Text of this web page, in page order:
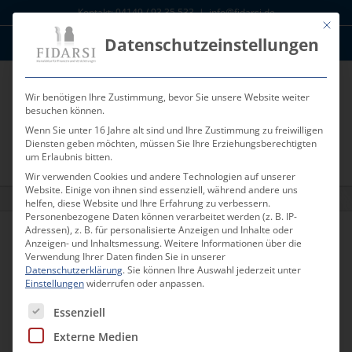
Inhalt
Kontakt: 04149 / 93 35 533 | info@fidarsi.de
News Kunden Log-In
FIDARSI Depot Empfehlung April 2021
Zurück Vor
FIDARSI Depot Empfehlung April 2021
FIDARSI empfiehlt aktuell folgende Geldanlage.
Mit
Datenschutzeinstellungen
Wir benötigen Ihre Zustimmung, bevor Sie unsere Website weiter
besuchen können.
Wenn Sie unter 16 Jahre alt sind und Ihre Zustimmung zu freiwilligen
Diensten geben möchten, müssen Sie Ihre Erziehungsberechtigten
um Erlaubnis bitten.
Wir verwenden Cookies und andere Technologien auf unserer
Website. Einige von ihnen sind essenziell, während andere uns
helfen, diese Website und Ihre Erfahrung zu verbessern.
Personenbezogene Daten können verarbeitet werden (z. B. IP-
Adressen), z. B. für personalisierte Anzeigen und Inhalte oder
Anzeigen- und Inhaltsmessung.Weitere Informationen über die
Verwendung Ihrer Daten finden Sie in unserer
Datenschutzerklärung.Sie können Ihre Auswahl jederzeit unter
Einstellungenwiderrufen oder anpassen.
Es folgt eine Liste der Service-Gruppen, für die eine
Essenziell
Externe Medien